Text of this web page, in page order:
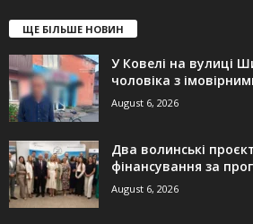
ЩЕ БІЛЬШЕ НОВИН
У Ковелі на вулиці
чоловіка з
August 6, 2026
Два волинські
фінансування за
August 6, 2026